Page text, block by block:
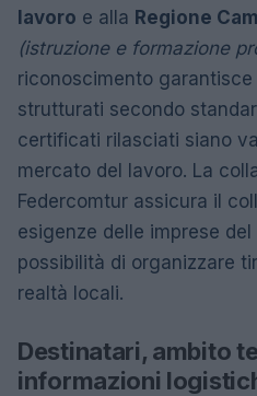
lavoro e alla Regione
(istruzione e formazione
riconoscimento
strutturati secondo
certificati rilasciati siano
mercato del lavoro. La
Federcomtur assicura il
esigenze delle imprese
possibilità di organizzare
realtà locali.
Destinatari, ambito
informazioni